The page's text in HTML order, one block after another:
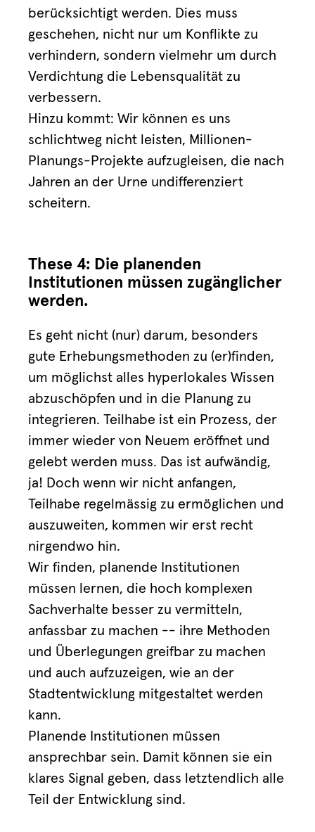
berücksichtigt werden. Dies muss
geschehen, nicht nur um Konflikte zu
verhindern, sondern vielmehr um durch
Verdichtung die Lebensqualität zu
verbessern.
Hinzu kommt: Wir können es uns
schlichtweg nicht leisten, Millionen-
Planungs-Projekte aufzugleisen, die nach
Jahren an der Urne undifferenziert
scheitern.
These 4: Die planenden
Institutionen müssen zugänglicher
werden.
Es geht nicht (nur) darum, besonders
gute Erhebungsmethoden zu (er)finden,
um möglichst alles hyperlokales Wissen
abzuschöpfen und in die Planung zu
integrieren. Teilhabe ist ein Prozess, der
immer wieder von Neuem eröffnet und
gelebt werden muss. Das ist aufwändig,
ja! Doch wenn wir nicht anfangen,
Teilhabe regelmässig zu ermöglichen und
auszuweiten, kommen wir erst recht
nirgendwo hin.
Wir finden, planende Institutionen
müssen lernen, die hoch komplexen
Sachverhalte besser zu vermitteln,
anfassbar zu machen -- ihre Methoden
und Überlegungen greifbar zu machen
und auch aufzuzeigen, wie an der
Stadtentwicklung mitgestaltet werden
kann.
Planende Institutionen müssen
ansprechbar sein. Damit können sie ein
klares Signal geben, dass letztendlich alle
Teil der Entwicklung sind.